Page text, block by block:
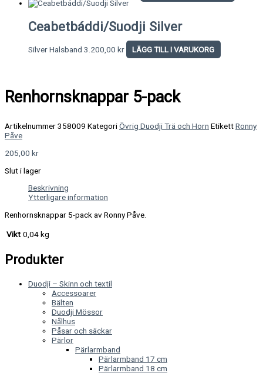
Ceabetbáddi/Suodji Silver
Silver Halsband 3.200,00 kr LÄGG TILL I VARUKORG
Renhornsknappar 5-pack
Artikelnummer358009 KategoriÖvrig Duodji Trä och Horn EtikettRonny
Påve
205,00 kr
Slut i lager
Beskrivning
Ytterligare information
Renhornsknappar 5-pack av Ronny Påve.
Vikt 0,04 kg
Produkter
Duodji – Skinn och textil
Accessoarer
Bälten
Duodji Mössor
Nålhus
Påsar och säckar
Pärlor
Pärlarmband
Pärlarmband 17 cm
Pärlarmband 18 cm